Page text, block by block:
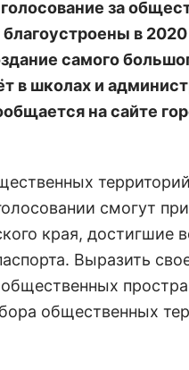
за
в
самого
в школах и
на сайте
смогут
края, достигшие
Выразить
общественных
общественных